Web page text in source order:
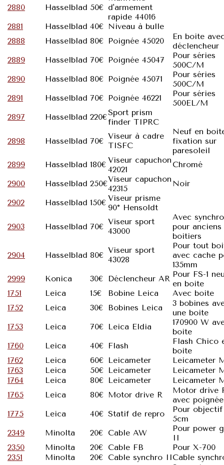
2880 Hasselblad 50€ d'armement
rapide 44016
2881
Hasselblad 40€ Niveau à bulle
2888
Hasselblad 80€ Poignée 45020
En boite
déclencheur
2889
Hasselblad 70€ Poignée 45047
Pour séries
500C/M
2890
Hasselblad 80€ Poignée 45071
Pour séries
500C/M
2891
Hasselblad 70€ Poignée 46221
Pour séries
500EL/M
2897
Hasselblad 220€Sport prism
finder TIPRC
2898
Hasselblad 70€
Viseur à cadre
TISFC
Neuf en
fixation sur
paresoleil
2899
Hasselblad 180€ Viseur capuchon
42021
Chromé
2900
Hasselblad 250€Viseur capuchon
42315
Noir
2902
Hasselblad 150€ Viseur prisme
90° Hensoldt
2903
Hasselblad 70€
Viseur sport
43000
Avec synchro
pour anciens
boitiers
2904
Hasselblad 80€
Viseur sport
43028
Pour tout
avec cache
135mm
2999
Konica 30€ Déclencheur AR Pour FS-1
en boite
1751
Leica 15€ Bobine Leica
Avec boite
1752
Leica 30€ Bobines Leica
3 bobines
une boite
1753
Leica 70€ Leica Eldia
170900 W
boite
1760
Leica 40€ Flash
Flash Chico
boite
1762
Leica 60€ Leicameter
Leicameter
1763
Leica 50€ Leicameter
Leicameter
1764
Leica 80€ Leicameter
Leicameter
1765
Leica 80€ Motor drive R
Motor drive
avec poignée
1775
Leica 40€ Statif de repro
Pour
5cm
2349
Minolta 20€ Cable AW
Pour power
II
2350
Minolta 20€ Cable FB
Pour X-700
2351
Minolta 20€ Cable synchro IICable